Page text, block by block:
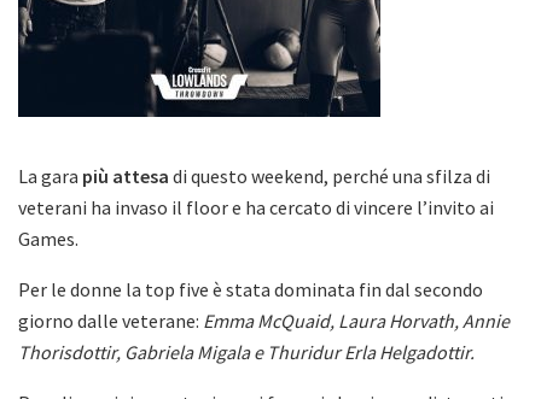
La gara più attesa di questo weekend, perché una sfilza di
veterani ha invaso il floor e ha cercato di vincere l’invito ai
Games.
Per le donne la top five è stata dominata fin dal secondo
giorno dalle veterane: Emma McQuaid, Laura Horvath, Annie
Thorisdottir, Gabriela Migala e Thuridur Erla Helgadottir.